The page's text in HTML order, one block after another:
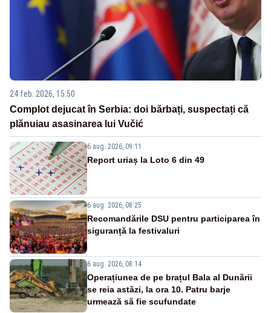
24 feb. 2026, 15:50
Complot dejucat în Serbia: doi bărbați, suspectați că
plănuiau asasinarea lui Vučić
6 aug. 2026, 09:11
Report uriaș la Loto 6 din 49
6 aug. 2026, 08:25
Recomandările DSU pentru participarea în
siguranță la festivaluri
6 aug. 2026, 08:14
Operațiunea de pe brațul Bala al Dunării
se reia astăzi, la ora 10. Patru barje
urmează să fie scufundate